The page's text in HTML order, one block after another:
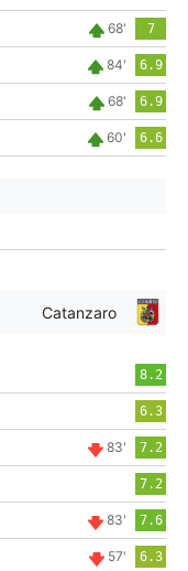
68' 7
84' 6.9
68' 6.9
60' 6.6
Catanzaro
8.2
6.3
83' 7.2
7.2
83' 7.6
57' 6.3